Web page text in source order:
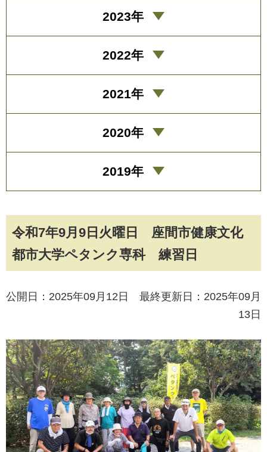
令和7年9月9日火曜日 座間市健康文化
都市大学ペタンク専科 練習日
公開日：2025年09月12日 最終更新日：2025年09月
13日
2023年
2022年
2021年
2020年
2019年